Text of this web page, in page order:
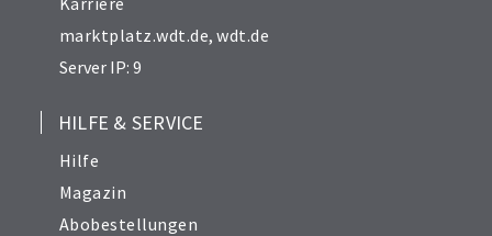
marktplatz.wdt.de,wdt.de
Server IP: 9
HILFE & SERVICE
Hilfe
Magazin
Abobestellungen